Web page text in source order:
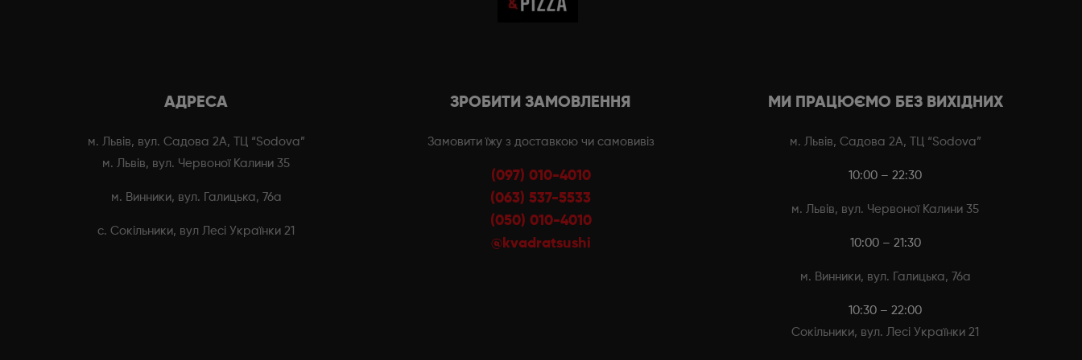
АДРЕСА
м. Львів, вул. Садова 2А, ТЦ “Sodova”
м. Львів, вул. Червоної Калини 35
м. Винники, вул. Галицька, 76а
с. Сокільники, вул Лесі Українки 21
ЗРОБИТИ ЗАМОВЛЕННЯ
Замовити їжу з доставкою чи самовивіз
(097) 010-4010
(063) 537-5533
(050) 010-4010
@kvadratsushi
МИ ПРАЦЮЄМО БЕЗ ВИХІДНИХ
м. Львів, Садова 2А, ТЦ “Sodova”
10:00 – 22:30
м. Львів, вул. Червоної Калини 35
10:00 – 21:30
м. Винники, вул. Галицька, 76а
10:30 – 22:00
Сокільники, вул. Лесі Українки 21